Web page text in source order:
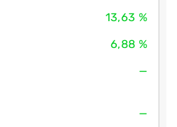
13,63 %
6,88 %
—
—